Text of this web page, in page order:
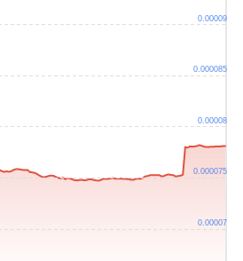
0.00007
0.000075
0.00008
0.000085
0.00009